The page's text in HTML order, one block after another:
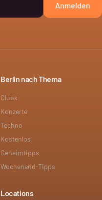
Anmelden
Berlin nach Thema
Clubs
Konzerte
Techno
Kostenlos
Geheimtipps
Wochenend-Tipps
Locations